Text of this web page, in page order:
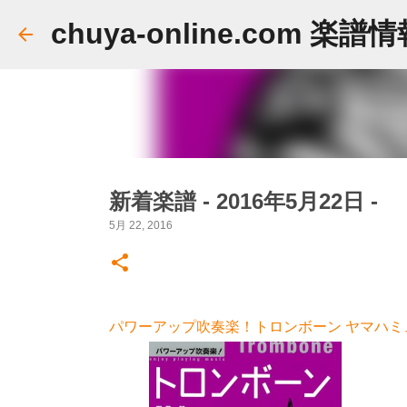
chuya-online.com 楽譜情
新着楽譜 - 2016年5月22日 -
5月 22, 2016
パワーアップ吹奏楽！トロンボーン ヤマハ